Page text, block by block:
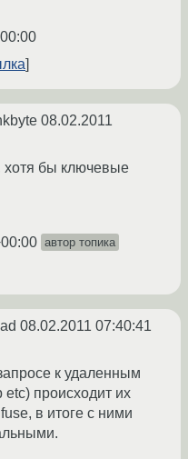
08.02.2011
бы ключевые
автор топика
08.02.2011 07:40:41
к удаленным
etc) происходит их
в итоге с ними